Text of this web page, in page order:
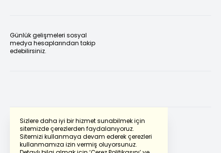
Sizlere daha iyi bir hizmet sunabilmek için
sitemizde çerezlerden faydalanıyoruz.
Sitemizi kullanmaya devam ederek çerezleri
kullanmamıza izin vermiş oluyorsunuz.
Günlük gelişmeleri sosyal
medya hesaplarından takip
edebilirsiniz.
Powered by Translate